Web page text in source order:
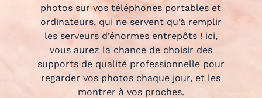
photos sur vos téléphones portables et
ordinateurs, qui ne servent qu’à remplir
les serveurs d’énormes entrepôts ! ici,
vous aurez la chance de choisir des
supports de qualité professionnelle pour
regarder vos photos chaque jour, et les
montrer à vos proches.